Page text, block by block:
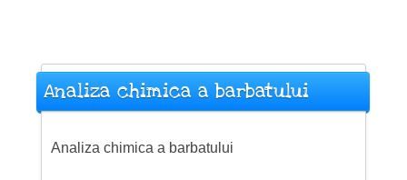
Analiza chimica a barbatului
Analiza chimica a barbatului